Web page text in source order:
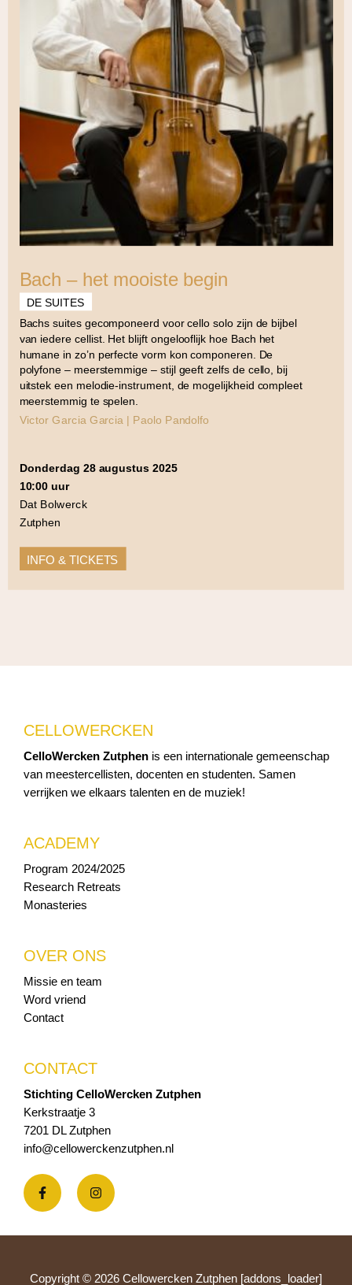
Bach – het mooiste begin
DE SUITES
Bachs suites gecomponeerd voor cello solo zijn de bijbel
van iedere cellist. Het blijft ongelooflijk hoe Bach het
humane in zo’n perfecte vorm kon componeren. De
polyfone – meerstemmige – stijl geeft zelfs de cello, bij
uitstek een melodie-instrument, de mogelijkheid compleet
meerstemmig te spelen.
Victor Garcia Garcia | Paolo Pandolfo
donderdag 28 augustus 2025
10:00 uur
Dat Bolwerck
Zutphen
INFO & TICKETS
CELLOWERCKEN
CelloWercken Zutphen is een internationale gemeenschap
van meestercellisten, docenten en studenten. Samen
verrijken we elkaars talenten en de muziek!
ACADEMY
Program 2024/2025
Research Retreats
Monasteries
OVER ONS
Missie en team
Word vriend
Contact
CONTACT
Stichting CelloWercken Zutphen
Kerkstraatje 3
7201 DL Zutphen
info@cellowerckenzutphen.nl
Copyright © 2026 Cellowercken Zutphen [addons_loader]